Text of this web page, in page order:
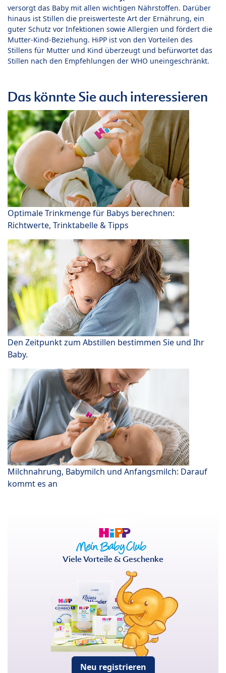
versorgt das Baby mit allen wichtigen Nährstoffen. Darüber
hinaus ist Stillen die preiswerteste Art der Ernährung, ein
guter Schutz vor Infektionen sowie Allergien und fördert die
Mutter-Kind-Beziehung. HiPP ist von den Vorteilen des
Stillens für Mutter und Kind überzeugt und befürwortet das
Stillen nach den Empfehlungen der WHO uneingeschränkt.
Das könnte Sie auch interessieren
Optimale Trinkmenge für Babys berechnen:
Richtwerte, Trinktabelle & Tipps
Den Zeitpunkt zum Abstillen bestimmen Sie und Ihr
Baby.
Milchnahrung, Babymilch und Anfangsmilch: Darauf
kommt es an
Viele Vorteile & Geschenke
Neu registrieren